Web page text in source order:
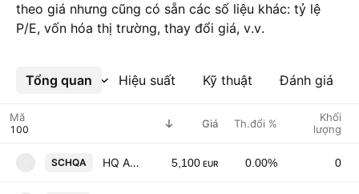
theo giá nhưng cũng có sẵn các số liệu khác: tỷ lệ
P/E, vốn hóa thị trường, thay đổi giá, v.v.
Tổng quan Hiệu suất Kỹ thuật Đánh giá
Xem thêm
Mã Giá Th.đổi %
Khối
lượng
SCHQA HQ America SOCIMI S.A. 5,100 EUR 0.00% 0